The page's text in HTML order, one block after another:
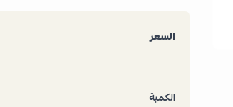
السعر
الكمية